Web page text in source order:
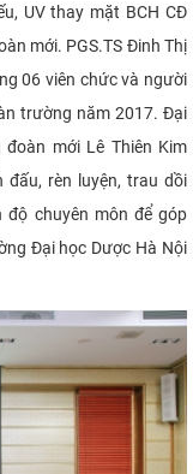
UV thay mặt BCH CĐ
mới. PGS.TS Đinh Thị
06 viên chức và người
trường năm 2017. Đại
mới Lê Thiên Kim
rèn luyện, trau dồi
chuyên môn để góp
Đại học Dược Hà Nội